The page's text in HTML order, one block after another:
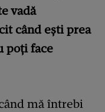
vadă
când ești prea
poți face
mă întrebi